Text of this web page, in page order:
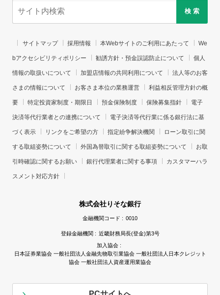
検 索
サイトマップ 採用情報 本Webサイトのご利用にあたって We
bアクセシビリティポリシー 勧誘方針・預金誤認防止について 個人
情報の取扱いについて 加盟店情報の共同利用について 法人等のお客
さまの情報について お客さま本位の業務運営 利益相反管理方針の概
要 特定投資家制度・期限日 預金保険制度 保険募集指針 電子
決済等代行業者との連携について 電子決済等代行業に係る銀行法に基
づく表示 リンクをご希望の方 指定紛争解決機関 ローン取引に関
する取組姿勢について 外国為替取引に関する取組姿勢について お取
引時確認に関するお願い 銀行代理業者に関する事項 カスタマーハラ
スメント対応方針
株式会社りそな銀行
金融機関コード : 0010
登録金融機関 : 近畿財務局長(登金)第3号
加入協会 :
日本証券業協会 一般社団法人金融先物取引業協会 一般社団法人日本クレジット
協会 一般社団法人資産運用業協会